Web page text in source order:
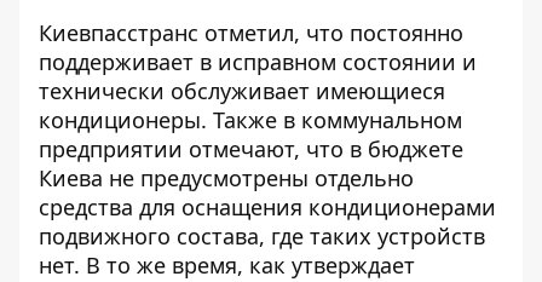
Киевпасстранс отметил, что постоянно
поддерживает в исправном состоянии и
технически обслуживает имеющиеся
кондиционеры. Также в коммунальном
предприятии отмечают, что в бюджете
Киева не предусмотрены отдельно
средства для оснащения кондиционерами
подвижного состава, где таких устройств
нет. В то же время, как утверждает